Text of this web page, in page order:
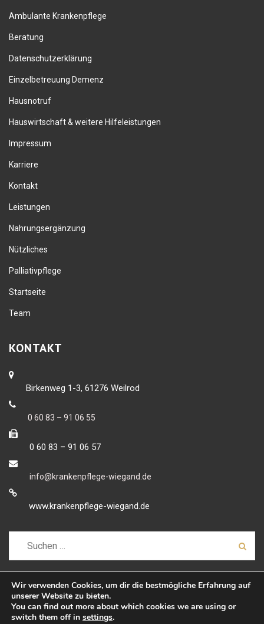
Ambulante Krankenpflege
Beratung
Datenschutzerklärung
Einzelbetreuung Demenz
Hausnotruf
Hauswirtschaft & weitere Hilfeleistungen
Impressum
Karriere
Kontakt
Leistungen
Nahrungsergänzung
Nützliches
Palliativpflege
Startseite
Team
KONTAKT
Birkenweg 1-3, 61276 Weilrod
0 60 83 – 91 06 55
0 60 83 – 91 06 57
info@krankenpflege-wiegand.de
www.krankenpflege-wiegand.de
nach:
Copyright 2018-2025 - Ambulante Krankenpflege Marion
Wiegand GmbH
Wir verwenden Cookies, um dir die bestmögliche Erfahrung auf
unserer Website zu bieten.
You can find out more about which cookies we are using or
switch them off in settings.